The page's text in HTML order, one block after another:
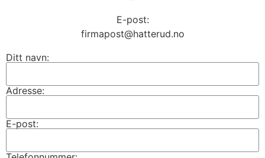
E-post:
firmapost@hatterud.no
Ditt navn:
Adresse:
E-post: